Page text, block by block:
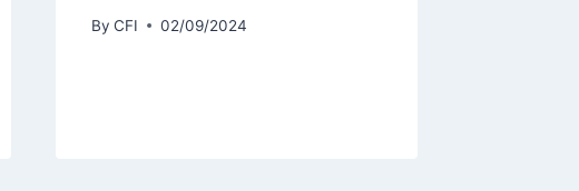
By CFI 02/09/2024